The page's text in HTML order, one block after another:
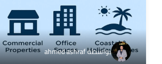
بواسطةahmed ashraf